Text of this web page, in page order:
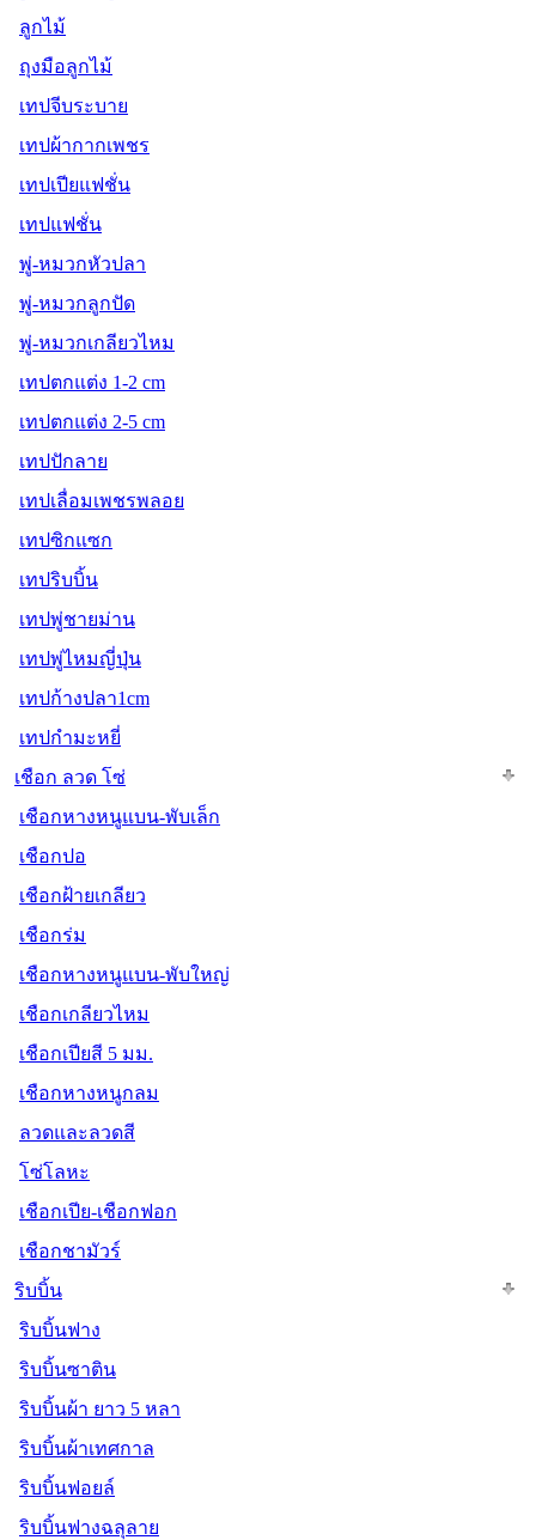
ลูกไม้
ถุงมือลูกไม้
เทปจีบระบาย
เทปผ้ากากเพชร
เทปเปียแฟชั่น
เทปแฟชั่น
พู่-หมวกหัวปลา
พู่-หมวกลูกปัด
พู่-หมวกเกลียวไหม
เทปตกแต่ง 1-2 cm
เทปตกแต่ง 2-5 cm
เทปปักลาย
เทปเลื่อมเพชรพลอย
เทปซิกแซก
เทปริบบิ้น
เทปพู่ชายม่าน
เทปพู่ไหมญี่ปุ่น
เทปก้างปลา1cm
เทปกำมะหยี่
เชือก ลวด โซ่
เชือกหางหนูแบน-พับเล็ก
เชือกปอ
เชือกฝ้ายเกลียว
เชือกร่ม
เชือกหางหนูแบน-พับใหญ่
เชือกเกลียวไหม
เชือกเปียสี 5 มม.
เชือกหางหนูกลม
ลวดและลวดสี
โซ่โลหะ
เชือกเปีย-เชือกฟอก
เชือกชามัวร์
ริบบิ้น
ริบบิ้นฟาง
ริบบิ้นซาติน
ริบบิ้นผ้า ยาว 5 หลา
ริบบิ้นผ้าเทศกาล
ริบบิ้นฟอยล์
ริบบิ้นฟางฉลุลาย